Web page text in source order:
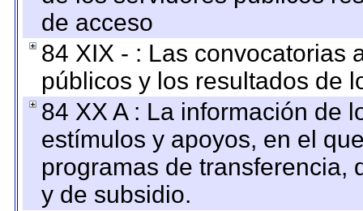
de acceso
84 XIX - : Las convocatorias
públicos y los resultados de
84 XX A : La información de
estímulos y apoyos, en el
programas de transferencia,
y de subsidio.